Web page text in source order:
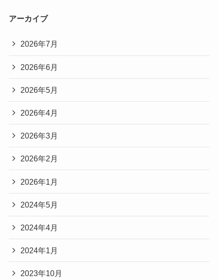
アーカイブ
2026年7月
2026年6月
2026年5月
2026年4月
2026年3月
2026年2月
2026年1月
2024年5月
2024年4月
2024年1月
2023年10月